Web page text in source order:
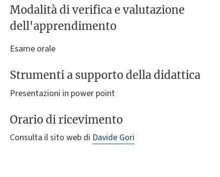
Modalità di verifica e valutazione
dell'apprendimento
Esame orale
Strumenti a supporto della didattica
Presentazioni in power point
Orario di ricevimento
Consulta il sito web di Davide Gori